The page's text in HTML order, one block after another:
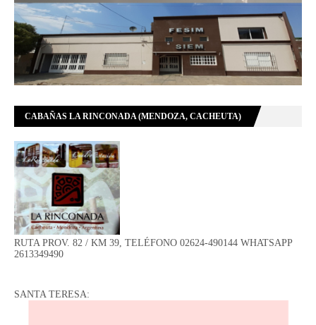
CABAÑAS LA RINCONADA (MENDOZA, CACHEUTA)
RUTA PROV. 82 / KM 39, TELÉFONO 02624-490144 WHATSAPP
2613349490
SANTA TERESA: